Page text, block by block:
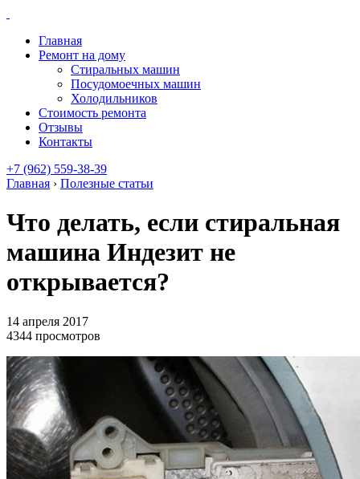
Главная
Ремонт на дому
Стиральных машин
Посудомоечных машин
Холодильников
Стоимость ремонта
Отзывы
Контакты
+7 (962) 559-38-39
Главная › Полезные статьи
Что делать, если стиральная
машина Индезит не
открывается?
14 апреля 2017
4344 просмотров